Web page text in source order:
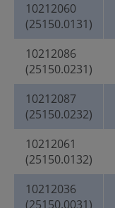
10212060
(25150.0131)
10212086
(25150.0231)
10212087
(25150.0232)
10212061
(25150.0132)
10212036
(25150.0031)